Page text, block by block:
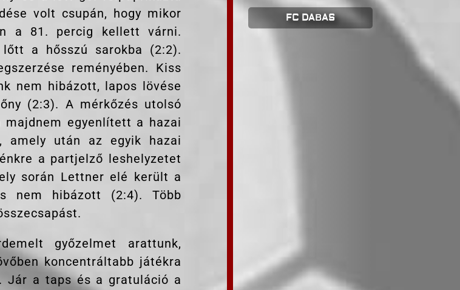
volt csupán, hogy mikor
a 81. percig kellett várni.
a hősszú sarokba (2:2).
reményében. Kiss
nem hibázott, lapos lövése
(2:3). A mérkőzés utolsó
egyenlített a hazai
amely után az egyik hazai
a partjelző leshelyzetet
során Lettner elé került a
nem hibázott (2:4). Több
győzelmet arattunk,
koncentráltabb játékra
Jár a taps és a gratuláció a
FC DABAS